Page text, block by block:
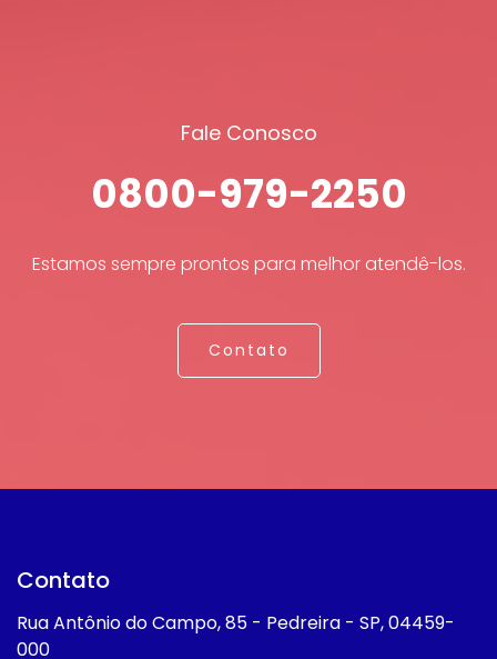
Fale Conosco
0800-979-2250
Estamos sempre prontos para melhor atendê-los.
Contato
Contato
Rua Antônio do Campo, 85 - Pedreira - SP, 04459-
000